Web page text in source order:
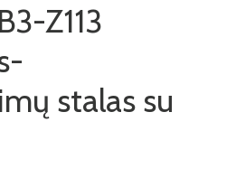
Z113
stalas su